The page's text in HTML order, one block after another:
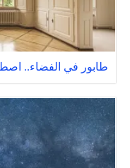
طابور في الفضاء.. اصطفاف نادر لـ6